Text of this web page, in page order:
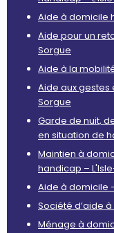
Aide à domicile
Aide pour un
Sorgue
Aide à la
Aide aux gestes
Sorgue
Garde de nuit,
en situation de
Maintien à
handicap –
Aide à domicile
Société d’aide
Ménage à